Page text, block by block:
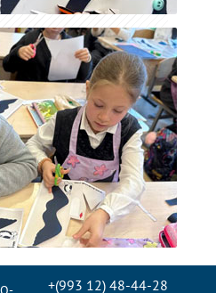
+(993 12) 48-44-28